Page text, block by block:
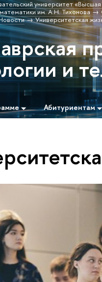
университет
им. А.Н. Тихонова
Университетская
и
Абитуриентам